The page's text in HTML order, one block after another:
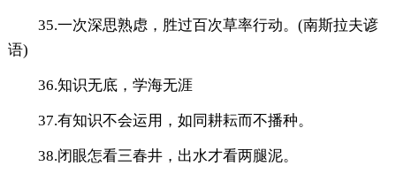
35.一次深思熟虑，胜过百次草率行动。(南斯拉夫谚
语)
36.知识无底，学海无涯
37.有知识不会运用，如同耕耘而不播种。
38.闭眼怎看三春井，出水才看两腿泥。